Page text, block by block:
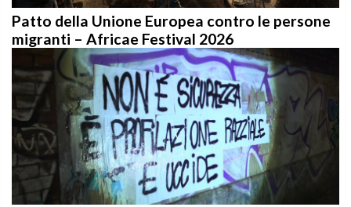
Patto della Unione Europea contro le persone
migranti – Africae Festival 2026